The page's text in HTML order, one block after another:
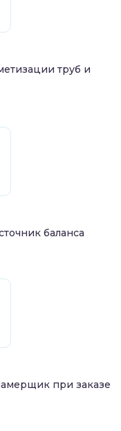
труб и
баланса
при заказе